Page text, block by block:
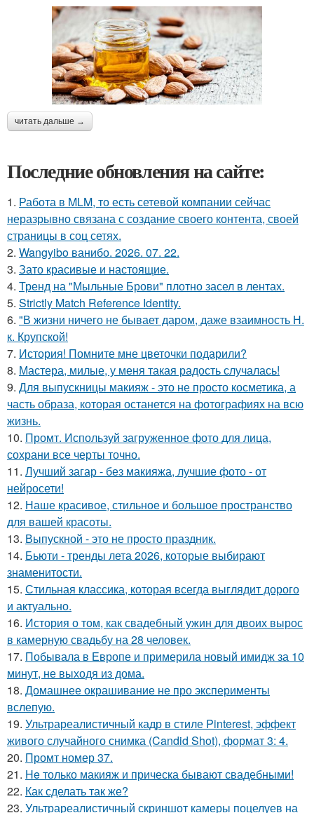
читать дальше →
Последние обновления на сайте:
1. Работа в MLM, то есть сетевой компании сейчас
неразрывно связана с создание своего контента, своей
страницы в соц сетях.
2. Wangyibo ванибо. 2026. 07. 22.
3. Зато красивые и настоящие.
4. Тренд на "Мыльные Брови" плотно засел в лентах.
5. Strictly Match Reference Identity.
6. "В жизни ничего не бывает даром, даже взаимность Н.
к. Крупской!
7. История! Помните мне цветочки подарили?
8. Мастера, милые, у меня такая радость случалась!
9. Для выпускницы макияж - это не просто косметика, а
часть образа, которая останется на фотографиях на всю
жизнь.
10. Промт. Используй загруженное фото для лица,
сохрани все черты точно.
11. Лучший загар - без макияжа, лучшие фото - от
нейросети!
12. Наше красивое, стильное и большое пространство
для вашей красоты.
13. Выпускной - это не просто праздник.
14. Бьюти - тренды лета 2026, которые выбирают
знаменитости.
15. Стильная классика, которая всегда выглядит дорого
и актуально.
16. История о том, как свадебный ужин для двоих вырос
в камерную свадьбу на 28 человек.
17. Побывала в Европе и примерила новый имидж за 10
минут, не выходя из дома.
18. Домашнее окрашивание не про эксперименты
вслепую.
19. Ультрареалистичный кадр в стиле Pinterest, эффект
живого случайного снимка (Candid Shot), формат 3: 4.
20. Промт номер 37.
21. He только макияж и прическа бывают свадебными!
22. Как сделать так же?
23. Ультрареалистичный скриншот камеры поцелуев на